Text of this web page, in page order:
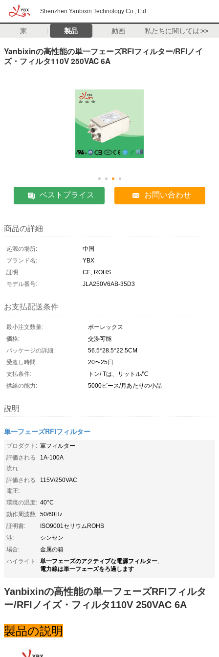
Shenzhen Yanbixin Technology Co., Ltd.
家 製品 動画 私たちに関しては>>
Yanbixinの高性能の単一フェーズRFIフィルター/RFIノイ
ズ・フィルタ110V 250VAC 6A
ベストプライス お問い合わせ
商品の詳細
起源の場所:
中国
ブランド名:
YBX
証明:
CE, ROHS
モデル番号:
JLA250V6AB-35D3
お支払配送条件
最小注文数量:
ポーレックス
価格:
交渉可能
パッケージの詳細:
56.5*28.5*22.5CM
受渡し時間:
20〜25日
支払条件:
トン/ Tは、リットル/℃
供給の能力:
5000ピース/月あたりの小品
説明
単一フェーズRFIフィルター
プロダクト: 軍フィルター
評価される
流れ:
1A-100A
評価される
電圧:
115V/250VAC
環境の温度: 40°C
動作周波数: 50/60Hz
証明書:
ISO9001セリウムROHS
港:
シンセン
場合:
金属の箱
ハイライト: 単一フェーズのアクティブな電源フィルター,
電力線は単一フェーズをろ過します
Yanbixinの高性能の単一フェーズRFIフィルタ
ー/RFIノイズ・フィルタ110V 250VAC 6A
製品の説明